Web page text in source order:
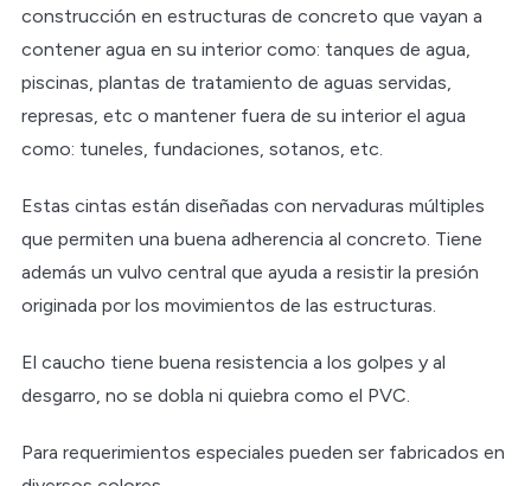
construcción en estructuras de concreto que vayan a
contener agua en su interior como: tanques de agua,
piscinas, plantas de tratamiento de aguas servidas,
represas, etc o mantener fuera de su interior el agua
como: tuneles, fundaciones, sotanos, etc.
Estas cintas están diseñadas con nervaduras múltiples
que permiten una buena adherencia al concreto. Tiene
además un vulvo central que ayuda a resistir la presión
originada por los movimientos de las estructuras.
El caucho tiene buena resistencia a los golpes y al
desgarro, no se dobla ni quiebra como el PVC.
Para requerimientos especiales pueden ser fabricados en